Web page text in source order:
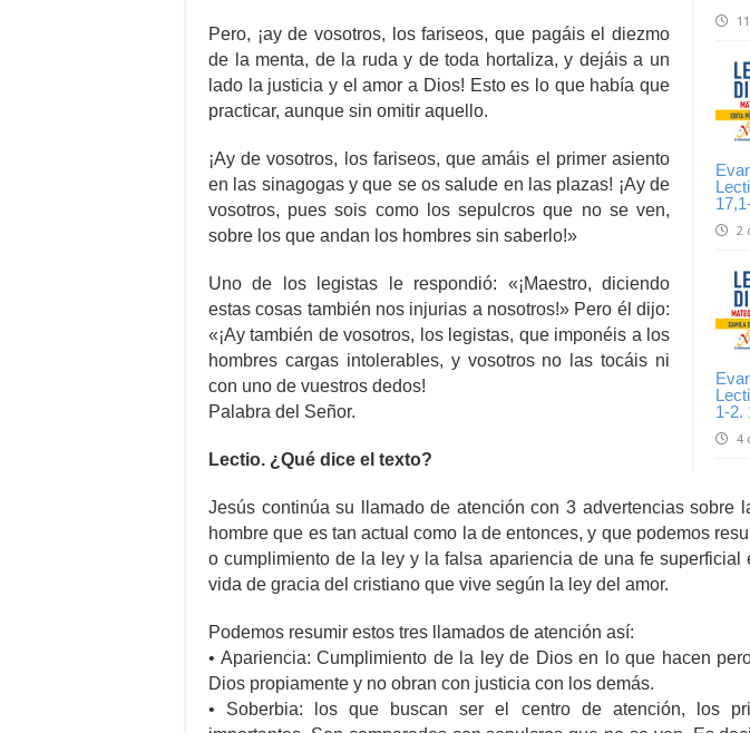
2
1-2.
4
Pero, ¡ay de vosotros, los fariseos, que pagáis el diezmo
de la menta, de la ruda y de toda hortaliza, y dejáis a un
lado la justicia y el amor a Dios! Esto es lo que había que
practicar, aunque sin omitir aquello.
¡Ay de vosotros, los fariseos, que amáis el primer asiento
en las sinagogas y que se os salude en las plazas! ¡Ay de
vosotros, pues sois como los sepulcros que no se ven,
sobre los que andan los hombres sin saberlo!»
Uno de los legistas le respondió: «¡Maestro, diciendo
estas cosas también nos injurias a nosotros!» Pero él dijo:
«¡Ay también de vosotros, los legistas, que imponéis a los
hombres cargas intolerables, y vosotros no las tocáis ni
con uno de vuestros dedos!
Palabra del Señor.
Lectio. ¿Qué dice el texto?
Jesús continúa su llamado de atención con 3 advertencias sobre
hombre que es tan actual como la de entonces, y que podemos
o cumplimiento de la ley y la falsa apariencia de una fe superficial
vida de gracia del cristiano que vive según la ley del amor.
Podemos resumir estos tres llamados de atención así:
• Apariencia: Cumplimiento de la ley de Dios en lo que hacen
Dios propiamente y no obran con justicia con los demás.
• Soberbia: los que buscan ser el centro de atención, los